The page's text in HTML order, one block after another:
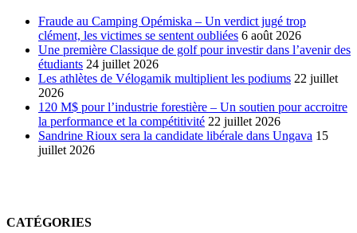
Fraude au Camping Opémiska – Un verdict jugé trop
clément, les victimes se sentent oubliées 6 août 2026
Une première Classique de golf pour investir dans l’avenir des
étudiants 24 juillet 2026
Les athlètes de Vélogamik multiplient les podiums 22 juillet
2026
120 M$ pour l’industrie forestière – Un soutien pour accroitre
la performance et la compétitivité 22 juillet 2026
Sandrine Rioux sera la candidate libérale dans Ungava 15
juillet 2026
CATÉGORIES